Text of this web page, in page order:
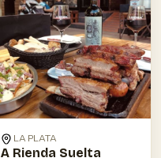
LA PLATA
A Rienda Suelta